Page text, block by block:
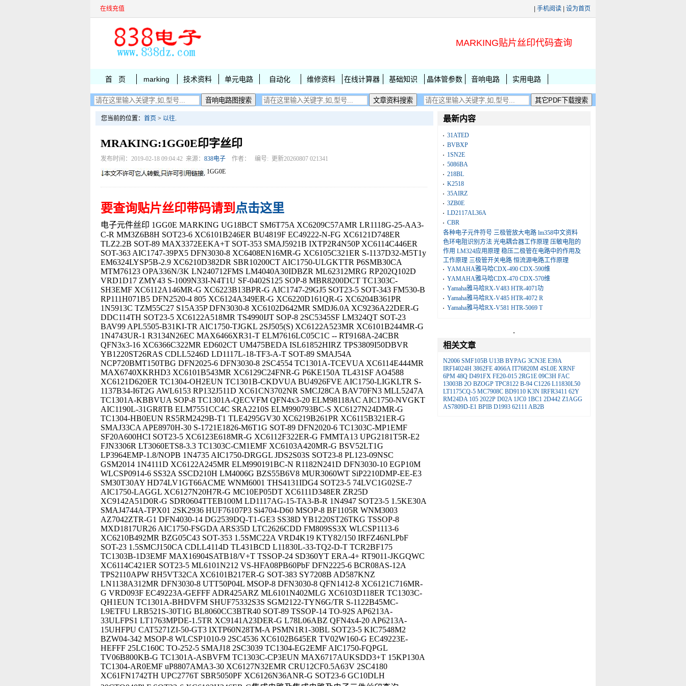
在线充值 手机阅读 设为首页
MARKING贴片丝印代码查询
首 页 marking 技术资料 单元电路 自动化 维修资料 在线计算器 基础知识 晶体管参数 音响电路 实用电路
您当前的位置： 首页 > 以往.
MRAKING:1GG0E印字丝印
发布时间：2019-02-18 09:04:42 来源： 838电子 作者： 编号: 更新20260807 021341
1GG0E
要查询贴片丝印带码请到 点击这里
电子元件丝印 1GG0E MARKING UG18BCT SM6T75A XC6209C57AMR LR1118G-25-AA3-
C-R MM3Z6B8H SOT23-6 XC6101B246ER BU4819F EC49222-N-FG XC6121D748ER
TLZ2.2B SOT-89 MAX3372EEKA+T SOT-353 SMAJ5921B IXTP2R4N50P XC6114C446ER
SOT-363 AIC1747-39PX5 DFN3030-8 XC6408EN16MR-G XC6105C321ER S-1137D32-M5T1y
EM6324LYSP5B-2.9 XC6210D382DR SBR10200CT AIC1750-ULGKTTR P6SMB30CA
MTM76123 OPA336N/3K LN240712FMS LM4040A30IDBZR ML62312MRG RP202Q102D
VRD1D17 ZMY43 S-1009N33I-N4T1U SF-0402S125 SOP-8 MBR8200DCT TC1303C-
SH3EMF XC6112A146MR-G XC6223B13BPR-G AIC1747-29GJ5 SOT23-5 SOT-343 FM530-B
RP111H071B5 DFN2520-4 805 XC6124A349ER-G XC6220D161QR-G XC6204B361PR
1N5913C TZM55C27 S15A35P DFN3030-8 XC6102D642MR SMDJ6.0A XC9236A22DER-G
DDC114TH SOT23-5 XC6122A518MR TS4990IJT SOP-8 2SC5345SF LM324QT SOT-23
BAV99 APL5505-B31KI-TR AIC1750-TJGKL 2SJ505(S) XC6122A523MR XC6101B244MR-G
1N4743UR-1 R3134N26EC MAX6466XR31-T ELM7616LC05C1C -- RT9168A-24CBR
QFN3x3-16 XC6366C322MR ED602CT UM475BEDA ISL61852HIRZ TPS3809I50DBVR
YB1220ST26RAS CDLL5246D LD1117L-18-TF3-A-T SOT-89 SMAJ54A
NCP720BMT150TBG DFN2025-6 DFN3030-8 2SC4554 TC1301A-TCEVUA XC6114E444MR
MAX6740XKRHD3 XC6101B543MR XC6129C24FNR-G P6KE150A TL431SF AO4588
XC6121D620ER TC1304-OH2EUN TC1301B-CKDVUA BU4926FVE AIC1750-LIGKLTR S-
1137B34-I6T2G AWL6153 RP132J511D XC61CN3702NR SMCJ28CA BAV70FN3 MLL5247A
TC1301A-KBBVUA SOP-8 TC1301A-QECVFM QFN4x3-20 ELM98118AC AIC1750-NVGKT
AIC1190L-31GR8TB ELM7551CC4C SRA2210S ELM990793BC-S XC6127N24DMR-G
TC1304-HB0EUN RS5RM2429B-T1 TLE4295GV30 XC6219B261PR XC6115B321ER-G
SMAJ33CA APE8970H-30 S-1721E1826-M6T1G SOT-89 DFN2020-6 TC1303C-MP1EMF
SF20A600HCI SOT23-5 XC6123E618MR-G XC6112F322ER-G FMMTA13 UPG2181T5R-E2
FJN3306R LT3060ETS8-3.3 TC1303C-CM1EMF XC6103A420MR-G BSV52LT1G
LP3964EMP-1.8/NOPB 1N4735 AIC1750-DRGGL JDS2S03S SOT23-8 PL123-09NSC
GSM2014 1N4111D XC6122A245MR ELM990191BC-N R1182N241D DFN3030-10 EGP10M
WLCSP0914-6 SS32A SSCD210H LM4006G BZS55B6V8 MUR3060WT SiP2210DMP-EE-E3
SM30T30AY HD74LV1GT66ACME WNM6001 THS4131IDG4 SOT23-5 74LVC1G02SE-7
AIC1750-LAGGL XC6127N20H7R-G MC10EP05DT XC6111D348ER ZR25D
XC9142A51D0R-G SDR0604TTEB100M LD1117AG-15-TA3-B-R 1N4947 SOT23-5 1.5KE30A
SMAJ4744A-TPX01 2SK2936 HUF76107P3 Si4704-D60 MSOP-8 BF1105R WNM3003
AZ7042ZTR-G1 DFN4030-14 DG2539DQ-T1-GE3 SS38D YB1220ST26TKG TSSOP-8
MXD1817UR26 AIC1750-FSGDA ARS35D LTC2626CDD FM809SS3X WLCSP1113-6
XC6210B492MR BZG05C43 SOT-353 1.5SMC22A VRD4K19 KTY82/150 IRFZ46NLPbF
SOT-23 1.5SMCJ150CA CDLL4114D TL431BCD L11830L-33-TQ2-D-T TCR2BF175
TC1303B-1D3EMF MAX16904SATB18/V+T TSSOP-24 SD360YT ERA-4+ RT9011-JKGQWC
XC6114C421ER SOT23-5 ML6101N212 VS-HFA08PB60PbF DFN2225-6 BCR08AS-12A
TPS2110APW RH5VT32CA XC6101B217ER-G SOT-383 SY7208B AD587KNZ
LN1138A312MR DFN3030-8 UTT50P04L MSOP-8 DFN3030-8 QFN1412-8 XC6121C716MR-
G VRD093F EC49223A-GEFFF ADR425ARZ ML6101N402MLG XC6103D118ER TC1303C-
QH1EUN TC1301A-BHDVFM SHUF75332S3S SGM2122-TYN6G/TR S-1122B45MC-
L9ETFU LRB521S-30T1G BL8060CC3BTR40 SOT-89 TSSOP-14 TO-92S AP6213A-
33ULFPS1 LT1763MPDE-1.5TR XC9141A23DER-G L78L06ABZ QFN4x4-20 AP6213A-
15UHFPU CAT5271ZI-50-GT3 IXTP60N28TM-A PSMN1R1-30BL SOT23-5 KIC7548M2
BZW04-342 MSOP-8 WLCSP1010-9 2SC4536 XC6102B645ER TV02W160-G EC49223E-
HEFFF 25LC160C TO-252-5 SMAJ18 2SC3039 TC1304-EG2EMF AIC1750-FQPGL
TV06B800KB-G TC1301A-ASBVFM TC1303C-CP3EUN MAX6717AUKSDD3+T 15KP130A
TC1304-AR0EMF uP8807AMA3-30 XC6127N32EMR CRU12CF0.5A63V 2SC4180
XC61FN1742TH UPC2776T SBR5050PF XC6126N36ANR-G SOT23-6 GC10DLH
最新内容
31ATED
BVBXP
1SN2E
5086BA
218BL
K2518
35AIRZ
3ZB0E
LD2117AL36A
CBR
各种电子元件符号 三极管放大电路 lm358中文资料
色环电阻识别方法 光电耦合器工作原理 压敏电阻的
作用 LM324应用原理 稳压二极管在电路中的作用及
工作原理 三极管开关电路 恒流源电路工作原理
YAMAHA雅马哈CDX-490 CDX-590维
YAMAHA雅马哈CDX-470 CDX-570维
Yamaha雅马哈RX-V483 HTR-4071功
Yamaha雅马哈RX-V485 HTR-4072 R
Yamaha雅马哈RX-V581 HTR-5069 T
.
相关文章
N2006 SMF105B U13B BYPAG 3CN3E E39A
IRFI4024H 3862FE 4066A IT76820M 4SL0E XRNF
6PM 48Q D491FX FE20-015 2RG1E 09C3H FAC
13003B 2O BZOGP TPC8122 B-94 C1226 L11830L50
LT1175CQ-5 MC7908C BD9110 K3N IRFR3411 62Y
RM24DA 105 2022P D02A 1JC0 1BC1 2D442 Z1AGG
AS7809D-E1 BPIB D1993 62111AB2B